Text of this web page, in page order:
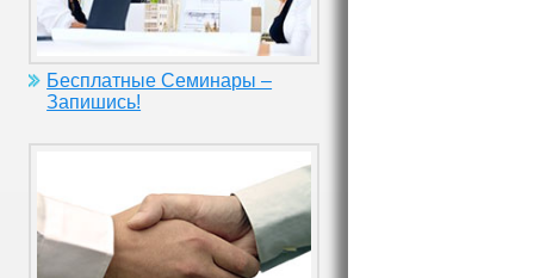
Бесплатные Семинары –
Запишись!